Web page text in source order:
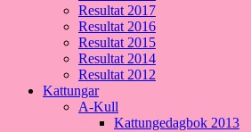
Resultat 2017
Resultat 2016
Resultat 2015
Resultat 2014
Resultat 2012
Kattungar
A-Kull
Kattungedagbok 2013